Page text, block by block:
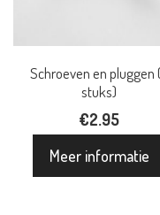
Schroeven en pluggen
stuks)
€2.95
Meer informatie